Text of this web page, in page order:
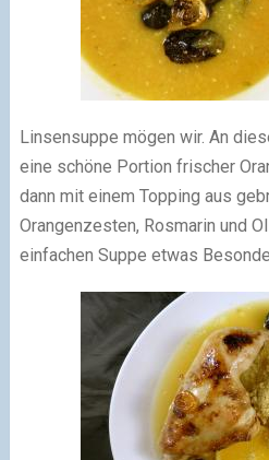
Linsensuppe mögen wir. An
eine schöne Portion frischer
dann mit einem Topping aus
Orangenzesten, Rosmarin und
einfachen Suppe etwas